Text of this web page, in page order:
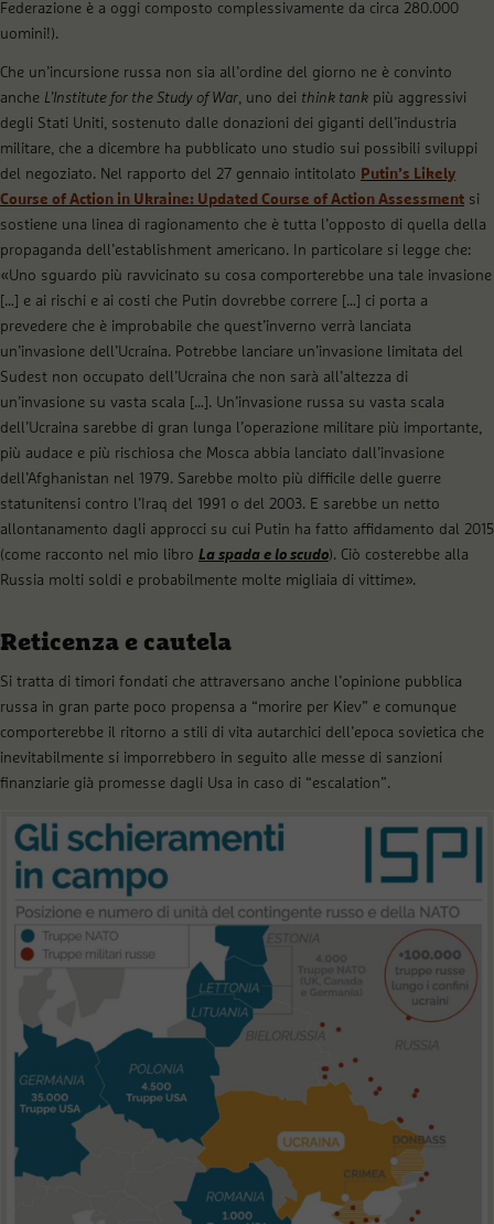
Federazione è a oggi composto complessivamente da circa 280.000
uomini!).
Che un’incursione russa non sia all’ordine del giorno ne è convinto
anche L’Institute for the Study of War, uno dei think tank più aggressivi
degli Stati Uniti, sostenuto dalle donazioni dei giganti dell’industria
militare, che a dicembre ha pubblicato uno studio sui possibili sviluppi
del negoziato. Nel rapporto del 27 gennaio intitolato Putin’s Likely
Course of Action in Ukraine: Updated Course of Action Assessment si
sostiene una linea di ragionamento che è tutta l’opposto di quella della
propaganda dell’establishment americano. In particolare si legge che:
«Uno sguardo più ravvicinato su cosa comporterebbe una tale invasione
[…] e ai rischi e ai costi che Putin dovrebbe correre […] ci porta a
prevedere che è improbabile che quest’inverno verrà lanciata
un’invasione dell’Ucraina. Potrebbe lanciare un’invasione limitata del
Sudest non occupato dell’Ucraina che non sarà all’altezza di
un’invasione su vasta scala […]. Un’invasione russa su vasta scala
dell’Ucraina sarebbe di gran lunga l’operazione militare più importante,
più audace e più rischiosa che Mosca abbia lanciato dall’invasione
dell’Afghanistan nel 1979. Sarebbe molto più difficile delle guerre
statunitensi contro l’Iraq del 1991 o del 2003. E sarebbe un netto
allontanamento dagli approcci su cui Putin ha fatto affidamento dal 2015
(come racconto nel mio libro La spada e lo scudo). Ciò costerebbe alla
Russia molti soldi e probabilmente molte migliaia di vittime».
Reticenza e cautela
Si tratta di timori fondati che attraversano anche l’opinione pubblica
russa in gran parte poco propensa a “morire per Kiev” e comunque
comporterebbe il ritorno a stili di vita autarchici dell’epoca sovietica che
inevitabilmente si imporrebbero in seguito alle messe di sanzioni
finanziarie già promesse dagli Usa in caso di “escalation”.